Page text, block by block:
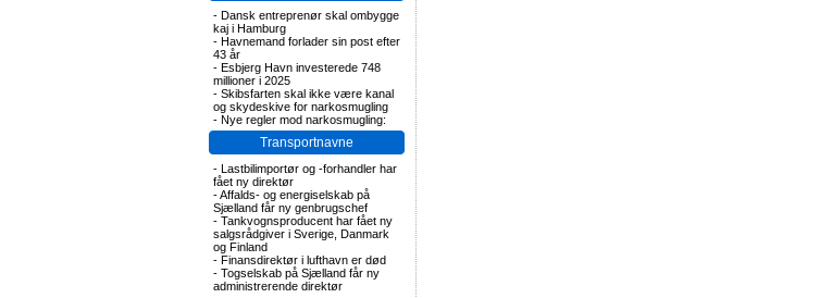
- Dansk entreprenør skal ombygge
kaj i Hamburg
- Havnemand forlader sin post efter
43 år
- Esbjerg Havn investerede 748
millioner i 2025
- Skibsfarten skal ikke være kanal
og skydeskive for narkosmugling
- Nye regler mod narkosmugling:
Transportnavne
- Lastbilimportør og -forhandler har
fået ny direktør
-Affalds- og energiselskab på
Sjælland får ny genbrugschef
- Tankvognsproducent har fået ny
salgsrådgiver i Sverige, Danmark
og Finland
- Finansdirektør i lufthavn er død
- Togselskab på Sjælland får ny
administrerende direktør